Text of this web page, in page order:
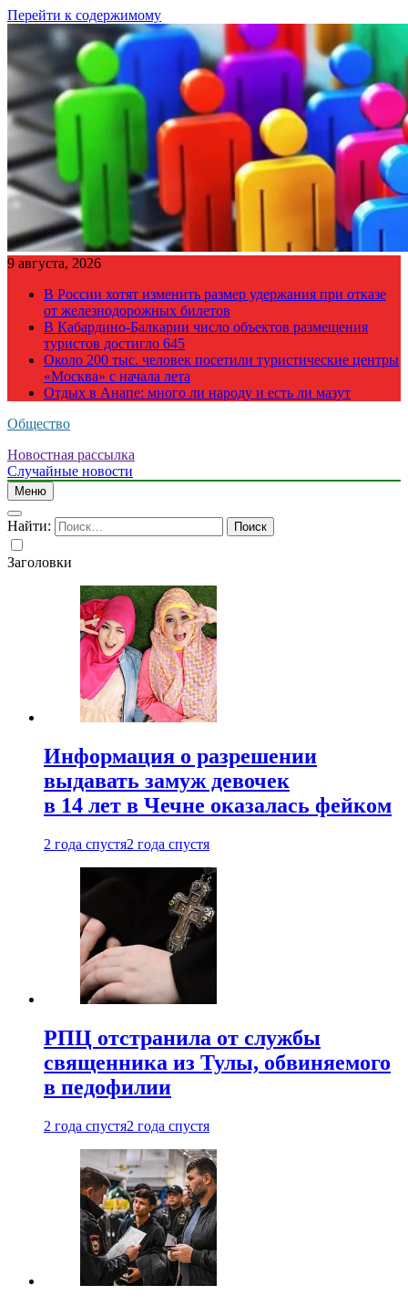
Перейти к содержимому
9 августа, 2026
В России хотят изменить размер удержания при отказе
от железнодорожных билетов
В Кабардино-Балкарии число объектов размещения
туристов достигло 645
Около 200 тыс. человек посетили туристические центры
«Москва» с начала лета
Отдых в Анапе: много ли народу и есть ли мазут
Общество
Новостная рассылка
Случайные новости
Меню
Найти:
Заголовки
Информация о разрешении
выдавать замуж девочек
в 14 лет в Чечне оказалась фейком
2 года спустя2 года спустя
РПЦ отстранила от службы
священника из Тулы, обвиняемого
в педофилии
2 года спустя2 года спустя